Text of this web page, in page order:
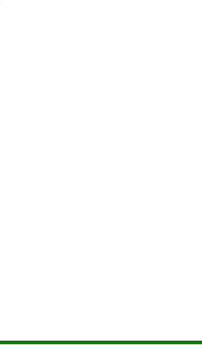
Slot Games
Big Dog
Wicked